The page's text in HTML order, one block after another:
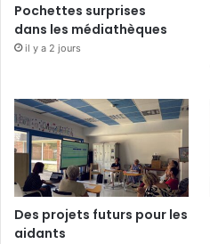
Pochettes surprises
dans les médiathèques
il y a 2 jours
Des projets futurs pour les
aidants